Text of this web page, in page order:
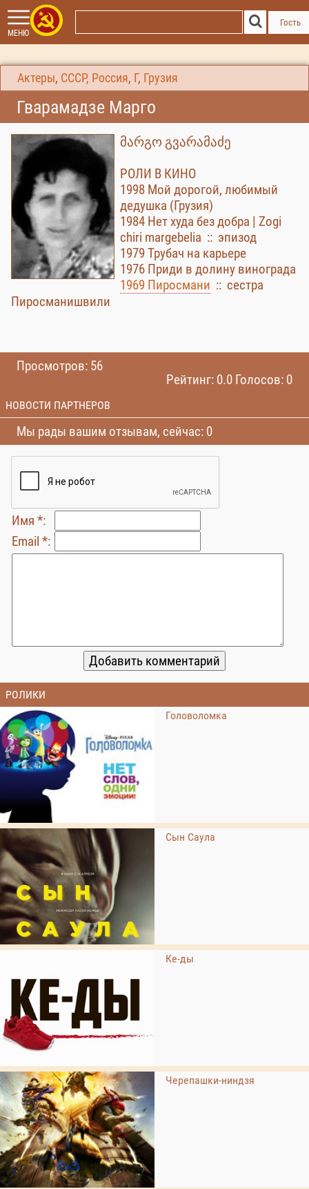
МЕНЮ
Гость
Актеры, СССР, Россия, Г, Грузия
Гварамадзе Марго
მარგო გვარამაძე
РОЛИ В КИНО
1998 Мой дорогой, любимый
дедушка (Грузия)
1984 Нет худа без добра | Zogi
chiri margebelia :: эпизод
1979 Трубач на карьере
1976 Приди в долину винограда
1969 Пиросмани :: сестра
Пиросманишвили
Просмотров: 56
Рейтинг: 0.0 Голосов: 0
НОВОСТИ ПАРТНЕРОВ
Мы рады вашим отзывам, сейчас: 0
Имя *:
Email *:
РОЛИКИ
Головоломка
Сын Саула
Ке-ды
Черепашки-ниндзя